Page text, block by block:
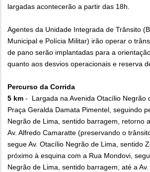
largadas acontecerão a partir das 18h.
Agentes da Unidade Integrada de Trânsito
Municipal e Polícia Militar) irão operar o
de pano serão implantadas para a
quanto aos desvios operacionais e reserva
Percurso da Corrida
5 km - Largada na Avenida Otacílio Negrão
Praça Geralda Damata Pimentel, seguindo
Negrão de Lima, sentido barragem, retorno
Av. Alfredo Camaratte (preservando o
segue Av. Otacílio Negrão de Lima, sentido
próximo à esquina com a Rua Mondovi,
Negrão de Lima, sentido barragem, até a